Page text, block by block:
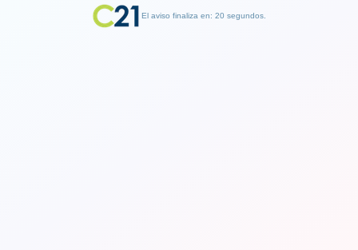
El aviso finaliza en: 19 segundos.